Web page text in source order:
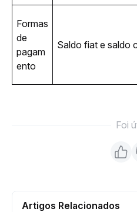
Formas
de
pagam
ento
Saldo fiat e saldo
Foi
Artigos Relacionados